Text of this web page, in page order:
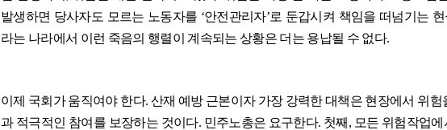
발생하면 당사자도 모르는 노동자를 ‘안전관리자’로 둔갑시켜 책임을 떠넘기는
라는 나라에서 이런 죽음의 행렬이 계속되는 상황은 더는 용납될 수 없다.
이제 국회가 움직여야 한다. 산재 예방 근본이자 가장 강력한 대책은 현장에서 위
과 적극적인 참여를 보장하는 것이다. 민주노총은 요구한다. 첫째 , 모든 위험작업